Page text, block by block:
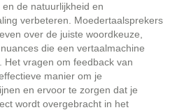
de natuurlijkheid en
verbeteren. Moedertaalsprekers
over de juiste woordkeuze,
die een vertaalmachine
Het vragen om feedback van
manier om je
en ervoor te zorgen dat je
wordt overgebracht in het